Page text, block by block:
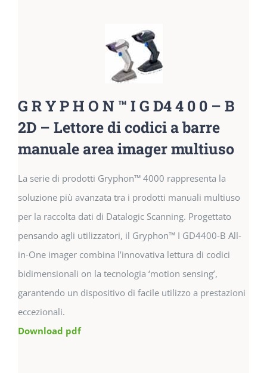
G R Y P H O N ™ I G D4 4 0 0 – B
2D – Lettore di codici a barre
manuale area imager multiuso
La serie di prodotti Gryphon™ 4000 rappresenta la
soluzione più avanzata tra i prodotti manuali multiuso
per la raccolta dati di Datalogic Scanning. Progettato
pensando agli utilizzatori, il Gryphon™ I GD4400-B All-
in-One imager combina l’innovativa lettura di codici
bidimensionali on la tecnologia ‘motion sensing’,
garantendo un dispositivo di facile utilizzo a prestazioni
eccezionali.
Download pdf